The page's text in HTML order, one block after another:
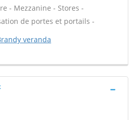
- Mezzanine - Stores -
de portes et portails -
veranda